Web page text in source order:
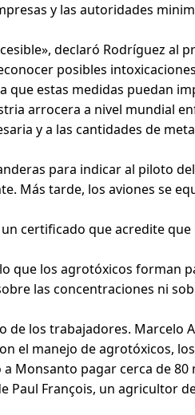
y las autoridades
declaró Rodríguez al
posibles
que estas medidas puedan
arrocera a nivel mundial
y a las cantidades de
para indicar al piloto
Más tarde, los aviones se
certificado que acredite
que los agrotóxicos forman
las concentraciones ni
de los trabajadores. Marcelo
el manejo de agrotóxicos,
pagar cerca de
François, un agricultor